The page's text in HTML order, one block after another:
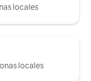
locales
locales